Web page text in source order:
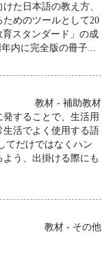
た日本語の教え方、
めのツールとして20
スタンダード」の成
内に完全版の冊子...
教材 - 補助教材
することで、生活用
活でよく使用する語
てだけではなくハン
よう、出掛ける際にも
教材 - その他